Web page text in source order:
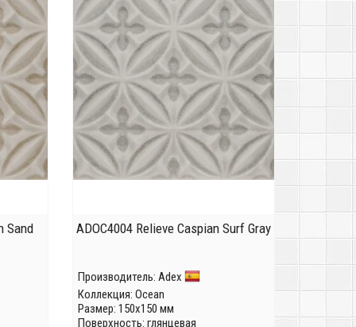
Sand ADOC4004 Relieve Caspian Surf Gray
Производитель: Adex
Коллекция: Ocean
Размер: 150x150 мм
Поверхность: глянцевая